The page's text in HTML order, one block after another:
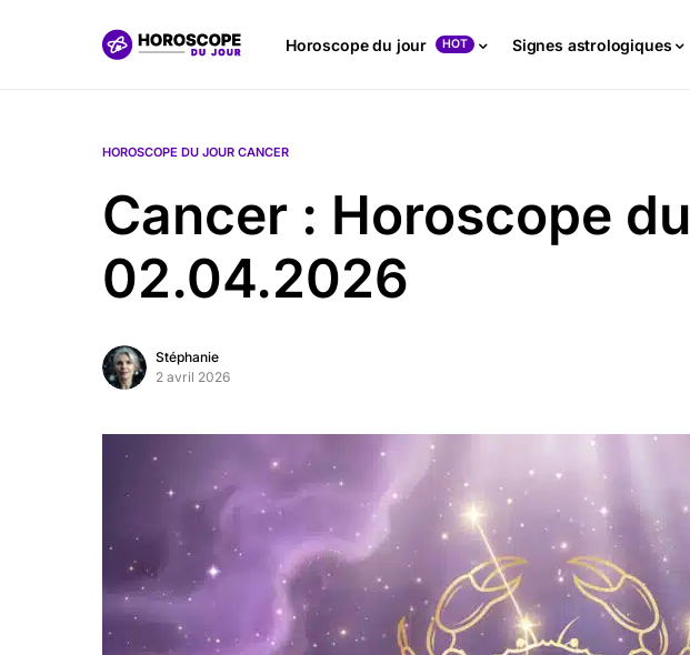
Horoscope du jour HOT Signes astrologiques
HOROSCOPE DU JOUR CANCER
Cancer : Horoscope du
02.04.2026
Stéphanie
2 avril 2026